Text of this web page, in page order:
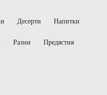
Десерти Напитки
Разни Предястия